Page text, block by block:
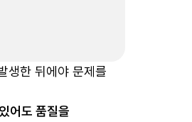
생한 뒤에야 문제를
어도 품질을